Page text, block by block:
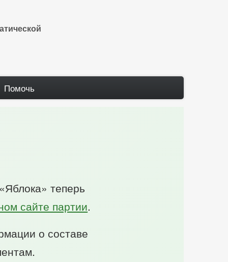
Помочь
теперь
сайте партии.
о составе